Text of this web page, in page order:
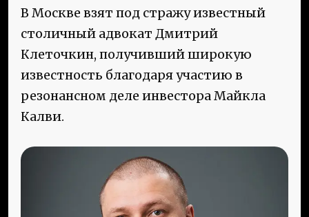
В Москве взят под стражу известный
столичный адвокат Дмитрий
Клеточкин, получивший широкую
известность благодаря участию в
резонансном деле инвестора Майкла
Калви.